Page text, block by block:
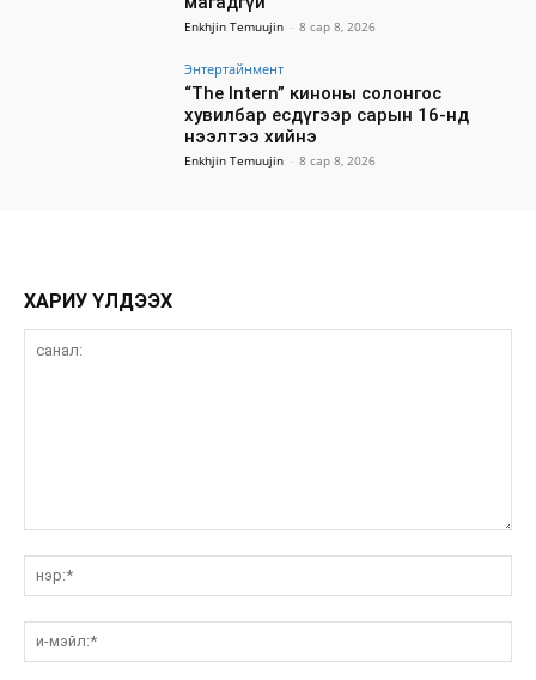
Enkhjin Temuujin - 8 сар 8, 2026
Энтертайнмент
“The Intern” киноны солонгос
хувилбар есдүгээр сарын 16-нд
нээлтээ хийнэ
Enkhjin Temuujin - 8 сар 8, 2026
ХАРИУ ҮЛДЭЭХ